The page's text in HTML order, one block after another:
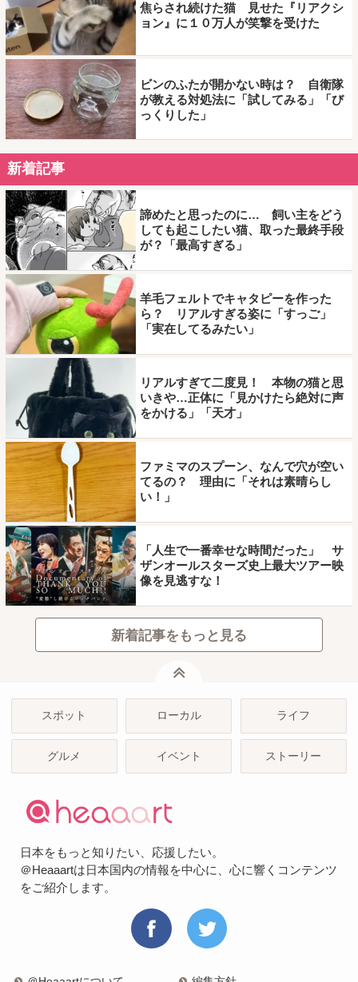
焦らされ続けた猫 見せた『リアクシ
ョン』に１０万人が笑撃を受けた
ビンのふたが開かない時は？ 自衛隊
が教える対処法に「試してみる」「び
っくりした」
新着記事
諦めたと思ったのに… 飼い主をどう
しても起こしたい猫、取った最終手段
が？「最高すぎる」
羊毛フェルトでキャタピーを作った
ら？ リアルすぎる姿に「すっご」
「実在してるみたい」
リアルすぎて二度見！ 本物の猫と思
いきや…正体に「見かけたら絶対に声
をかける」「天才」
ファミマのスプーン、なんで穴が空い
てるの？ 理由に「それは素晴らし
い！」
「人生で一番幸せな時間だった」 サ
ザンオールスターズ史上最大ツアー映
像を見逃すな！
新着記事をもっと見る
スポット ローカル ライフ
グルメ イベント ストーリー
日本をもっと知りたい、応援したい。
＠Heaaartは日本国内の情報を中心に、心に響くコンテンツ
をご紹介します。